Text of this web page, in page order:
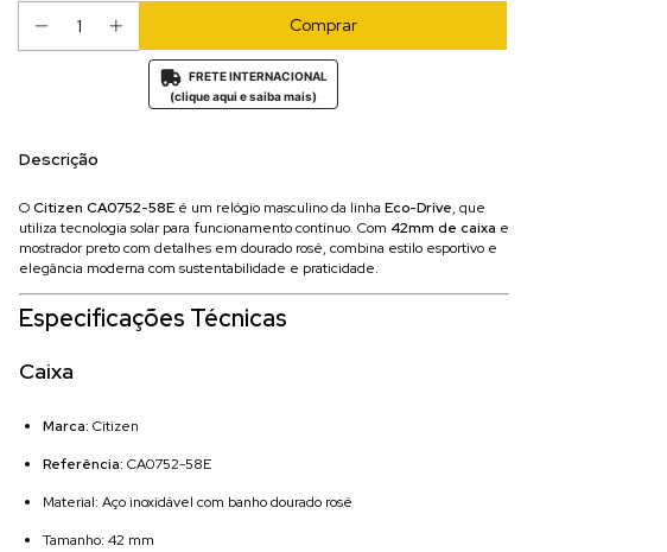
FRETE INTERNACIONAL
(clique aqui e saiba mais)
Descrição
OCitizen CA0752-58E é um relógio masculino da linha Eco-Drive, que
utiliza tecnologia solar para funcionamento contínuo. Com 42mm de caixa e
mostrador preto com detalhes em dourado rosé, combina estilo esportivo e
elegância moderna com sustentabilidade e praticidade.
Especificações Técnicas
Caixa
Marca: Citizen
Referência: CA0752-58E
Material: Aço inoxidável com banho dourado rosé
Tamanho: 42 mm